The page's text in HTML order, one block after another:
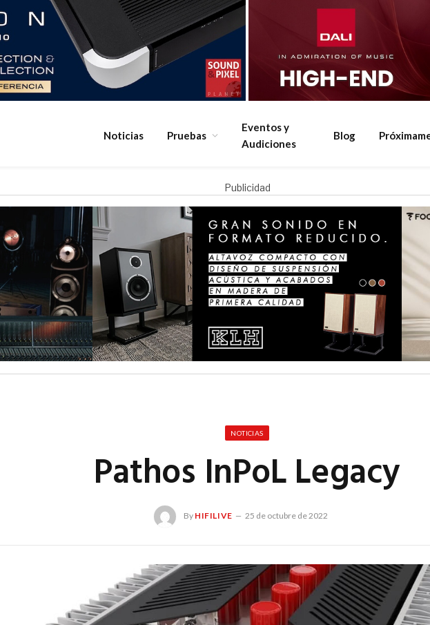
Noticias Pruebas
Eventos y
Audiciones
Blog
Publicidad
NOTICIAS
Pathos InPoL Legacy
By HIFILIVE 25 de octubre de 2022